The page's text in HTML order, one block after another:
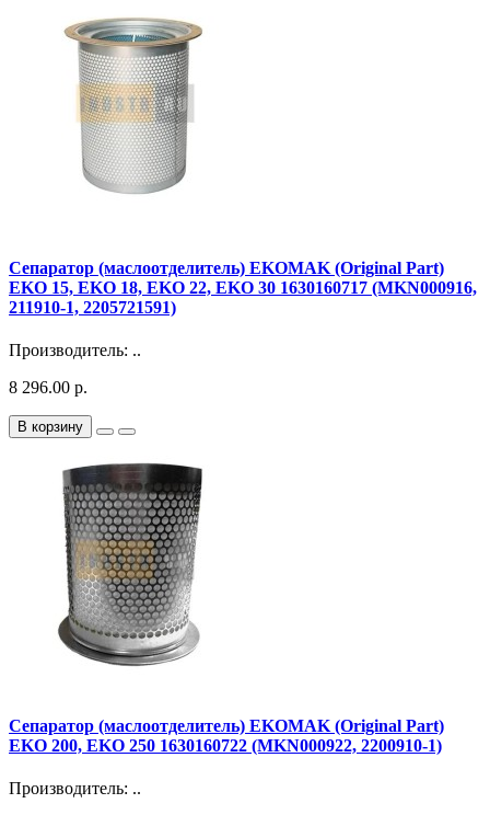
Сепаратор (маслоотделитель) EKOMAK (Original Part)
EKO 15, EKO 18, EKO 22, EKO 30 1630160717 (MKN000916,
211910-1, 2205721591)
Производитель: ..
8 296.00 р.
В корзину
Сепаратор (маслоотделитель) EKOMAK (Original Part)
EKO 200, EKO 250 1630160722 (MKN000922, 2200910-1)
Производитель: ..